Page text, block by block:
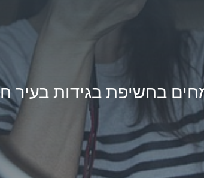
בחשיפת בגידות בעיר